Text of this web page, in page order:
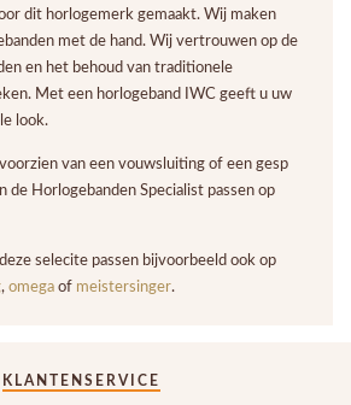
dit horlogemerk gemaakt. Wij maken
met de hand. Wij vertrouwen op de
en het behoud van traditionele
Met een horlogeband IWC geeft u uw
look.
van een vouwsluiting of een gesp
de Horlogebanden Specialist passen op
selecite passen bijvoorbeeld ook op
, omega of meistersinger.
KLANTENSERVICE